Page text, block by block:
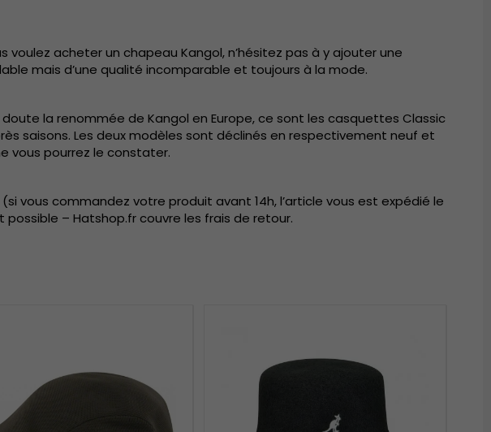
acheter un chapeau Kangol, n’hésitez pas à y ajouter une
mais d’une qualité incomparable et toujours à la mode.
la renommée de Kangol en Europe, ce sont les casquettes Classic
saisons. Les deux modèles sont déclinés en respectivement neuf et
vous pourrez le constater.
vous commandez votre produit avant 14h, l’article vous est expédié le
– Hatshop.fr couvre les frais de retour.